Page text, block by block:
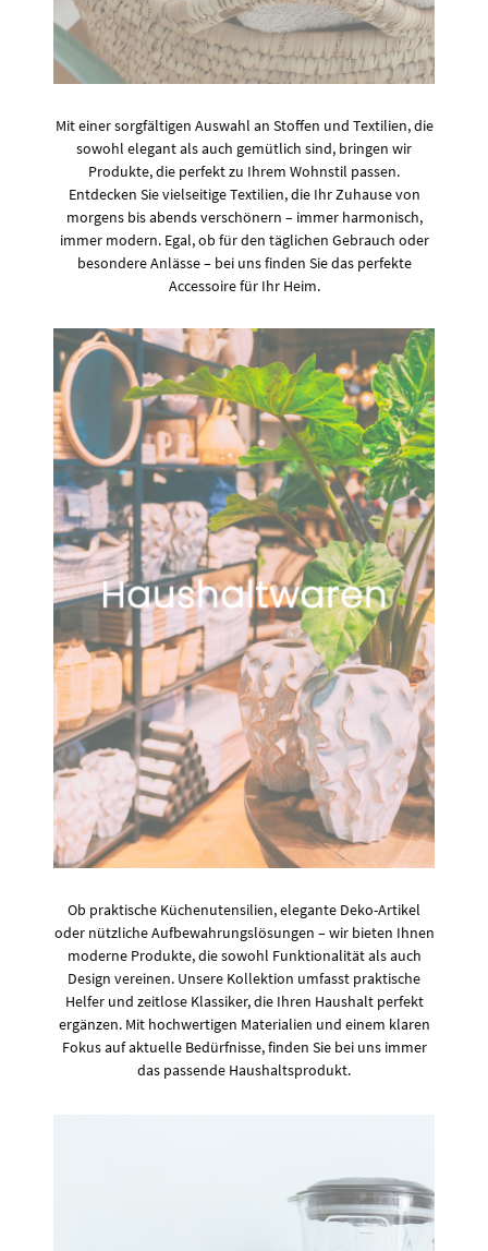
Mit einer sorgfältigen Auswahl an Stoffen und Textilien, die
sowohl elegant als auch gemütlich sind, bringen wir
Produkte, die perfekt zu Ihrem Wohnstil passen.
Entdecken Sie vielseitige Textilien, die Ihr Zuhause von
morgens bis abends verschönern – immer harmonisch,
immer modern. Egal, ob für den täglichen Gebrauch oder
besondere Anlässe – bei uns finden Sie das perfekte
Accessoire für Ihr Heim.
Ob praktische Küchenutensilien, elegante Deko-Artikel
oder nützliche Aufbewahrungslösungen – wir bieten Ihnen
moderne Produkte, die sowohl Funktionalität als auch
Design vereinen. Unsere Kollektion umfasst praktische
Helfer und zeitlose Klassiker, die Ihren Haushalt perfekt
ergänzen. Mit hochwertigen Materialien und einem klaren
Fokus auf aktuelle Bedürfnisse, finden Sie bei uns immer
das passende Haushaltsprodukt.